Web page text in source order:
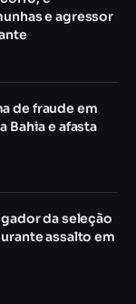
e agressor
de fraude em
Bahia e afasta
da seleção
assalto em